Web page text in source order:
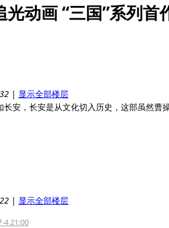
光动画 “三国”系列
| 显示全部楼层
安，长安是从文化切入历史，这部虽然曹
| 显示全部楼层
4 21:00